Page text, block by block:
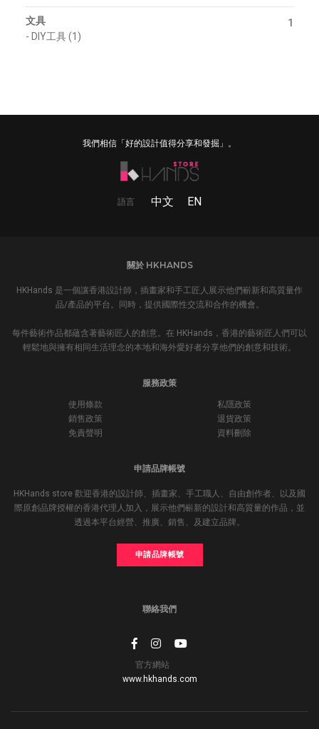
文具
1
- DIY工具 (1)
我們相信「好的設計值得分享和發掘」。
語言 中文 EN
關於 HKHANDS
HKHands 是一個讓香港設計師，插畫家和手工匠人展示他們嶄新和高質量作
品/產品的平台。同時，提供國際性交流和合作的機會。
每件藝術作品都蘊含著藝術匠人的創意。在 HKHands，香港的藝術匠人們可以
輕鬆地與擁有相同生活理念的本地和海外愛好者分享他們的創意和技術。
服務政策
使用條款
私隱政策
銷售政策
退貨政策
免責聲明
資料刪除
申請品牌帳號
HKHands store 歡迎香港的設計師、插畫家、手工職人、自由創作者、以及國
際原創品牌授權的香港代理人加入，展示他們嶄新的設計和高質量的作品，並
透過本平台經營、推廣、銷售、及建立品牌。
申請品牌帳號
聯絡我們
官方網站
www.hkhands.com